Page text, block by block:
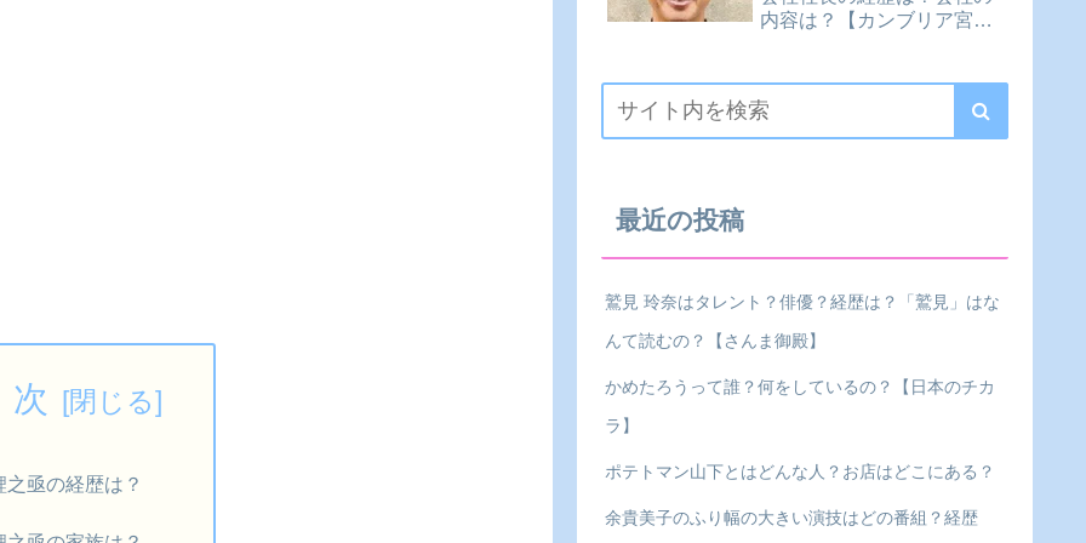
之亟の経歴は？
内容は？【カンブリア宮
最近の投稿
鷲見 玲奈はタレント？俳優？経歴は？「鷲見」はな
んて読むの？【さんま御殿】
かめたろうって誰？何をしているの？【日本のチカ
ラ】
ポテトマン山下とはどんな人？お店はどこにある？
余貴美子のふり幅の大きい演技はどの番組？経歴